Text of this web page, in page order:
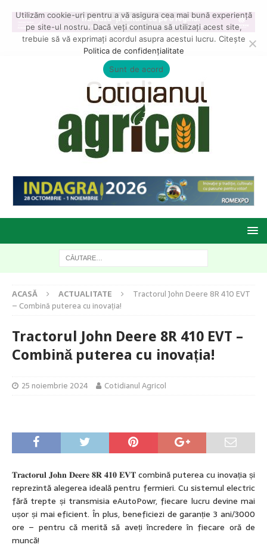
ACASĂ ACTUALITATE
Tractorul John Deere 8R 410 EVT
– Combină puterea cu inovația!
Tractorul John Deere 8R 410 EVT –
Combină puterea cu inovația!
25 noiembrie 2024 Cotidianul Agricol
𝐓𝐫𝐚𝐜𝐭𝐨𝐫𝐮𝐥 𝐉𝐨𝐡𝐧 𝐃𝐞𝐞𝐫𝐞 𝟖𝐑 𝟒𝟏𝟎 𝐄𝐕𝐓 combină puterea cu inovația și
reprezintă alegerea ideală pentru fermieri. Cu sistemul electric
fără trepte și transmisia eAutoPowr, fiecare lucru devine mai
ușor și mai eficient. În plus, beneficiezi de garanție 3 ani/3000
ore – pentru că merită să aveți încredere în fiecare oră de
muncă!
Utilizăm cookie-uri pentru a vă asigura cea mai bună experiență
pe site-ul nostru. Dacă veți continua să utilizați acest site,
trebuie să vă exprimați acordul asupra acestui lucru. Citește
Politica de confidențialitate
Sunt de acord